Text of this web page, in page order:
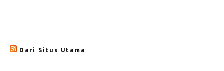
Dari Situs Utama